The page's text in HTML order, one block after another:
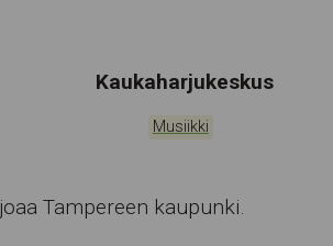
Tapahtumapaikka:
Kaukaharjukeskus
Kategoriat:
Musiikki
Tampereen kaupunki.